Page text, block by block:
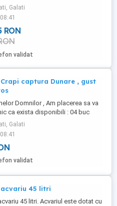
foarte putin aport de sare ( 5 % ).
lei kg . Important : Nu exista
minime de comanda :) Ambalaj :
plastic avand un continut de 100
boabelor este mare ...
Galati
RON
validat
captura Dunare , gust
Domnilor , Am placerea sa va
ca exista disponibili : 04 buc
icre , capturi Dunare , rare si in
foarte reduse, Pret : 39 lei kg ,
estimative : 03 - 04 kg buc . Gustul
de bun , rafinat si face
unor mese copioase , de neuitat ...
Galati
validat
45 litri
45 litri. Acvariul este dotat cu